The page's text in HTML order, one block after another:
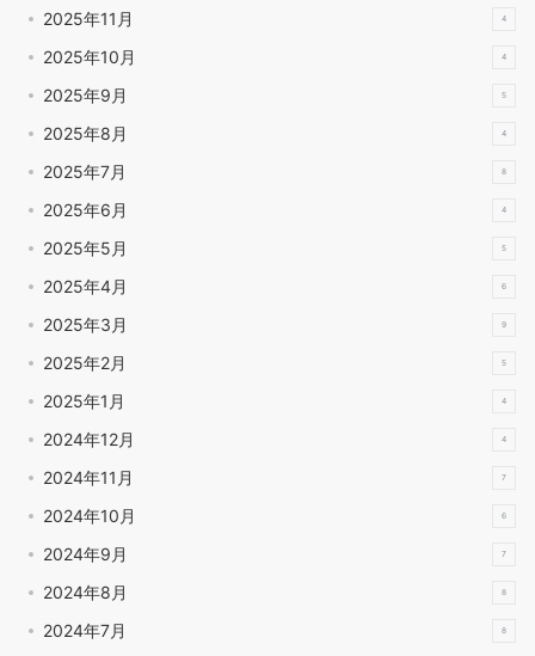
2025年11月 4
2025年10月 4
2025年9月 5
2025年8月 4
2025年7月 8
2025年6月 4
2025年5月 5
2025年4月 6
2025年3月 9
2025年2月 5
2025年1月 4
2024年12月 4
2024年11月 7
2024年10月 6
2024年9月 7
2024年8月 8
2024年7月 8